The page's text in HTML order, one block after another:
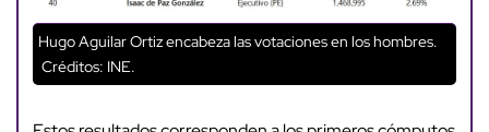
Hugo Aguilar Ortiz encabeza las votaciones en los hombres.
Créditos: INE.